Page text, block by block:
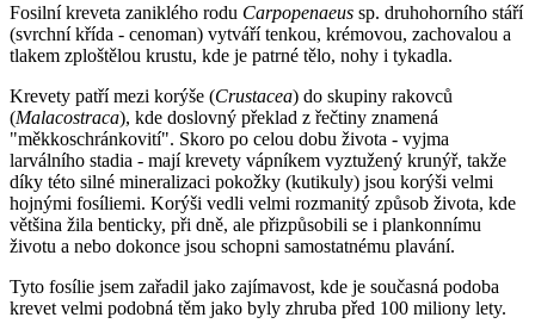
Fosilní kreveta zaniklého rodu Carpopenaeus sp. druhohorního stáří
(svrchní křída - cenoman) vytváří tenkou, krémovou, zachovalou a
tlakem zploštělou krustu, kde je patrné tělo, nohy i tykadla.
Krevety patří mezi korýše (Crustacea) do skupiny rakovců
(Malacostraca), kde doslovný překlad z řečtiny znamená
"měkkoschránkovití". Skoro po celou dobu života - vyjma
larválního stadia - mají krevety vápníkem vyztužený krunýř, takže
díky této silné mineralizaci pokožky (kutikuly) jsou korýši velmi
hojnými fosíliemi. Korýši vedli velmi rozmanitý způsob života, kde
většina žila benticky, při dně, ale přizpůsobili se i plankonnímu
životu a nebo dokonce jsou schopni samostatnému plavání.
Tyto fosílie jsem zařadil jako zajímavost, kde je současná podoba
krevet velmi podobná těm jako byly zhruba před 100 miliony lety.